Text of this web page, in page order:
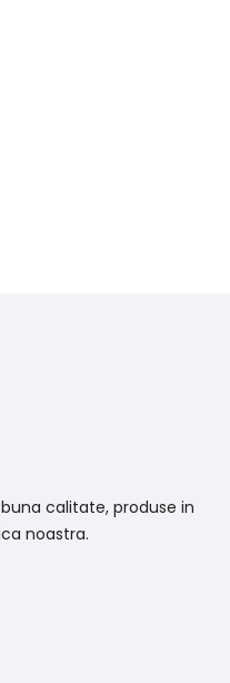
calitate, produse in
noastra.